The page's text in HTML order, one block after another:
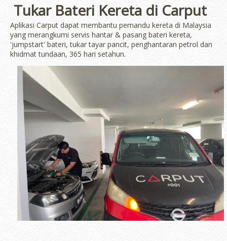
Tukar Bateri Kereta di Carput
Aplikasi Carput dapat membantu pemandu kereta di Malaysia
yang merangkumi servis hantar & pasang bateri kereta,
'jumpstart' bateri, tukar tayar pancit, penghantaran petrol dan
khidmat tundaan, 365 hari setahun.